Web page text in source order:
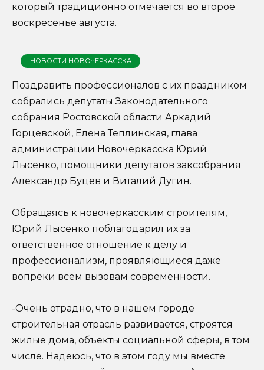
который традиционно отмечается во второе
воскресенье августа.
НОВОСТИ НОВОЧЕРКАССКА
Поздравить профессионалов с их праздником
собрались депутаты Законодательного
собрания Ростовской области Аркадий
Горцевской, Елена Теплинская, глава
администрации Новочеркасска Юрий
Лысенко, помощники депутатов заксобрания
Александр Буцев и Виталий Дугин.
Обращаясь к новочеркасским строителям,
Юрий Лысенко поблагодарил их за
ответственное отношение к делу и
профессионализм, проявляющиеся даже
вопреки всем вызовам современности.
-Очень отрадно, что в нашем городе
строительная отрасль развивается, строятся
жилые дома, объекты социальной сферы, в том
числе. Надеюсь, что в этом году мы вместе